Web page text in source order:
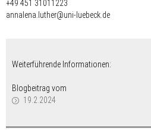
+49 451 31011223
annalena.luther@uni-luebeck.de
Weiterführende Informationen:
Blogbeitrag vom
19.2.2024